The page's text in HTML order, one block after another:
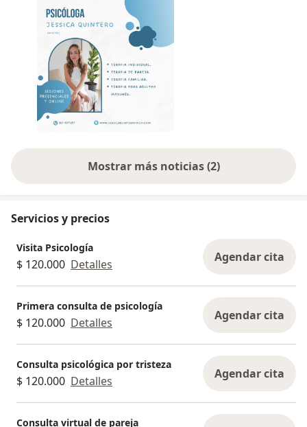
- Manejo de ansiedad y estrés
- Autoconocimiento y crecimiento personal
- Apoyo en momentos difíciles
La terapia online te ofrece un espacio seguro,
accesible y confidencial desde donde estés.
Reserva tu primera sesión hoy y comienza a
cuidar de ti con acompañamiento profesional y
Mostrar más noticias (2)
Servicios y precios
Visita Psicología
$ 120.000 Detalles Agendar cita
Primera consulta de psicología
$ 120.000 Detalles Agendar cita
Consulta psicológica por tristeza
$ 120.000 Detalles Agendar cita
Consulta virtual de pareja